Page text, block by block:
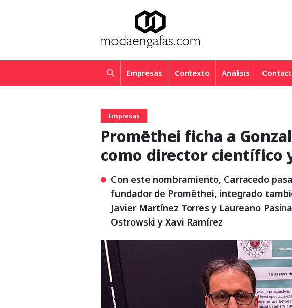
Empresas Contexto Análisis
Empresas
Promēthei ficha a
como director científico
Con este nombramiento, Carracedo
fundador de Promēthei, integrado
Javier Martínez Torres y Laureano
Ostrowski y Xavi Ramírez